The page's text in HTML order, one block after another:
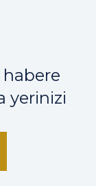
habere
yerinizi